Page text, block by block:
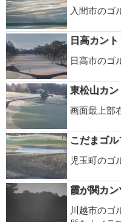
入間市のゴ
日高カン
日高市のゴ
東松山カ
画面最上部
こだまゴ
児玉町のゴ
霞が関カ
川越市のゴ